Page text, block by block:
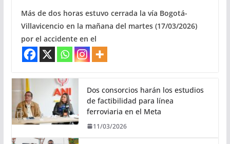
Más de dos horas estuvo cerrada la vía Bogotá-
Villavicencio en la mañana del martes (17/03/2026)
por el accidente en el
Dos consorcios harán los estudios
de factibilidad para línea
ferroviaria en el Meta
11/03/2026